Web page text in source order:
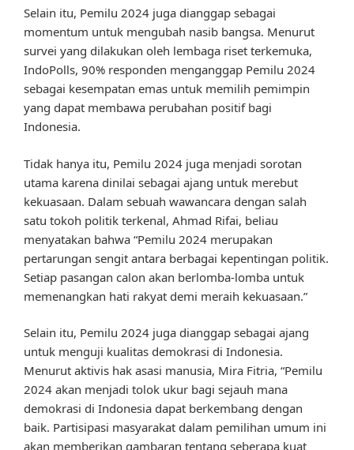
Selain itu, Pemilu 2024 juga dianggap sebagai
momentum untuk mengubah nasib bangsa. Menurut
survei yang dilakukan oleh lembaga riset terkemuka,
IndoPolls, 90% responden menganggap Pemilu 2024
sebagai kesempatan emas untuk memilih pemimpin
yang dapat membawa perubahan positif bagi
Indonesia.
Tidak hanya itu, Pemilu 2024 juga menjadi sorotan
utama karena dinilai sebagai ajang untuk merebut
kekuasaan. Dalam sebuah wawancara dengan salah
satu tokoh politik terkenal, Ahmad Rifai, beliau
menyatakan bahwa “Pemilu 2024 merupakan
pertarungan sengit antara berbagai kepentingan politik.
Setiap pasangan calon akan berlomba-lomba untuk
memenangkan hati rakyat demi meraih kekuasaan.”
Selain itu, Pemilu 2024 juga dianggap sebagai ajang
untuk menguji kualitas demokrasi di Indonesia.
Menurut aktivis hak asasi manusia, Mira Fitria, “Pemilu
2024 akan menjadi tolok ukur bagi sejauh mana
demokrasi di Indonesia dapat berkembang dengan
baik. Partisipasi masyarakat dalam pemilihan umum ini
akan memberikan gambaran tentang seberapa kuat